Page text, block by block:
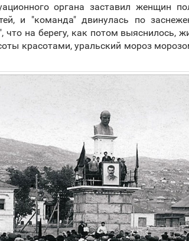
органа заставил женщин
и "команда" двинулась по
на берегу, как потом выяснилось,
красотами, уральский мороз